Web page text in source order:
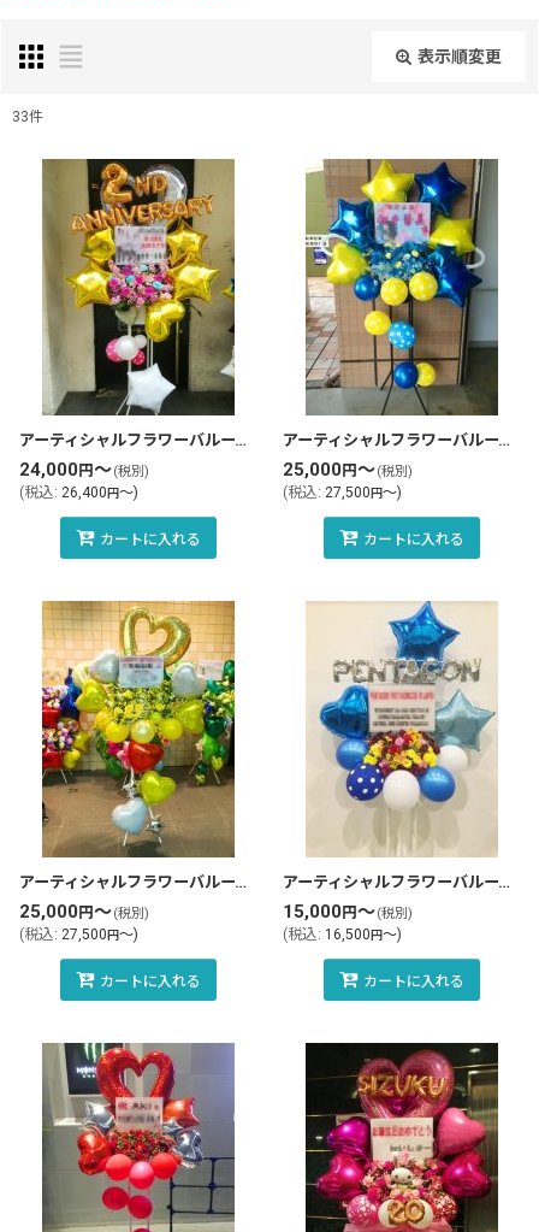
表示順変更
表示数:
並び順:
33件
アーティシャルフラワーバルーンスタンド花・フラスタ(tlb-fbs74-zo)
24,000円～(税別)
(税込: 26,400 円～)
カートに入れる
アーティシャルフラワーバルーンスタンド花・フラスタ(tlb-fbs82-zo)
25,000円～(税別)
(税込: 27,500 円～)
カートに入れる
アーティシャルフラワーバルーンスタンド花・フラスタ(tlb-fbs85-zo)
25,000円～(税別)
(税込: 27,500 円～)
カートに入れる
アーティシャルフラワーバルーンスタンド花・フラスタ(tlb-fbs27-zo)
15,000円～(税別)
(税込: 16,500 円～)
カートに入れる